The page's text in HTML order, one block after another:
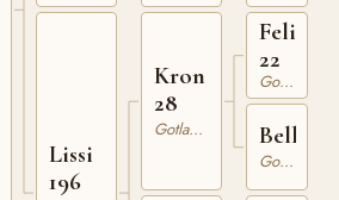
Lissi
196
Kron
28
Gotlandsruss
Felix
22
Gotlandsruss
Bella
Gotlandsruss